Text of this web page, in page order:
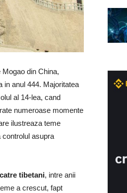
din China,
in anul 444. Majoritatea
al 14-lea, cand
numeroase momente
ilustreaza teme
controlul asupra
tibetani, intre anii
a crescut, fapt